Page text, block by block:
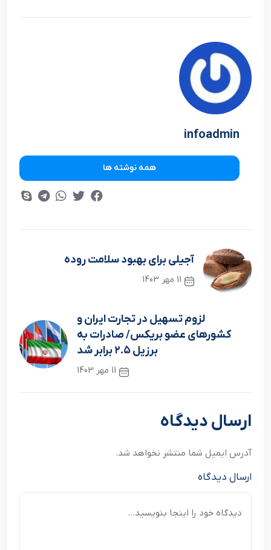
infoadmin
همه نوشته ها
آجیلی برای بهبود سلامت روده
11 مهر 1403
لزوم تسهیل در تجارت ایران و
کشورهای عضو بریکس/ صادرات به
برزیل ۲.۵ برابر شد
11 مهر 1403
نوشته بعدی
ارسال دیدگاه
آدرس ایمیل شما منتشر نخواهد شد.
ارسال دیدگاه